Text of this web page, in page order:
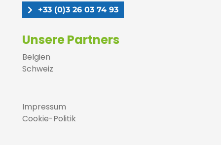
+33 (0)3 26 03 74 93
Unsere Partners
Belgien
Schweiz
Impressum
Cookie-Politik